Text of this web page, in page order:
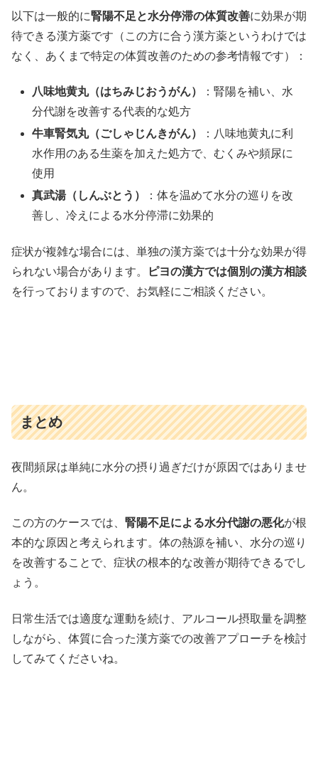
以下は一般的に腎陽不足と水分停滞の体質改善に効果が期
待できる漢方薬です（この方に合う漢方薬というわけでは
なく、あくまで特定の体質改善のための参考情報です）：
八味地黄丸（はちみじおうがん）
：腎陽を補い、水
分代謝を改善する代表的な処方
牛車腎気丸（ごしゃじんきがん）
：八味地黄丸に利
水作用のある生薬を加えた処方で、むくみや頻尿に
使用
真武湯（しんぶとう）
：体を温めて水分の巡りを改
善し、冷えによる水分停滞に効果的
症状が複雑な場合には、単独の漢方薬では十分な効果が得
られない場合があります。
ピヨの漢方では個別の漢方相談
を行っておりますので、お気軽にご相談ください。
まとめ
夜間頻尿は単純に水分の摂り過ぎだけが原因ではありませ
ん。
この方のケースでは、 腎陽不足による水分代謝の悪化が根
本的な原因と考えられます。体の熱源を補い、水分の巡り
を改善することで、症状の根本的な改善が期待できるでし
ょう。
日常生活では適度な運動を続け、アルコール摂取量を調整
しながら、体質に合った漢方薬での改善アプローチを検討
してみてくださいね。